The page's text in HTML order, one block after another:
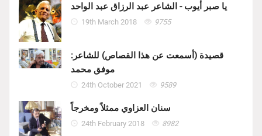
يا صبر أيوب - الشاعر عبد الرزاق عبد الواحد
19th March 2018 9755
قصيدة (أسمعت عن هذا القصاص) للشاعر:
موفق محمد
24th October 2021 9589
سنان العزاوي ممثلاً ومخرجاً
24th February 2018 8982